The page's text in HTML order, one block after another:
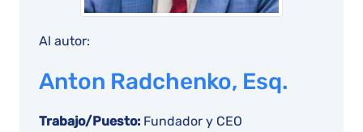
Al autor:
Anton Radchenko, Esq.
Trabajo/Puesto: Fundador y CEO